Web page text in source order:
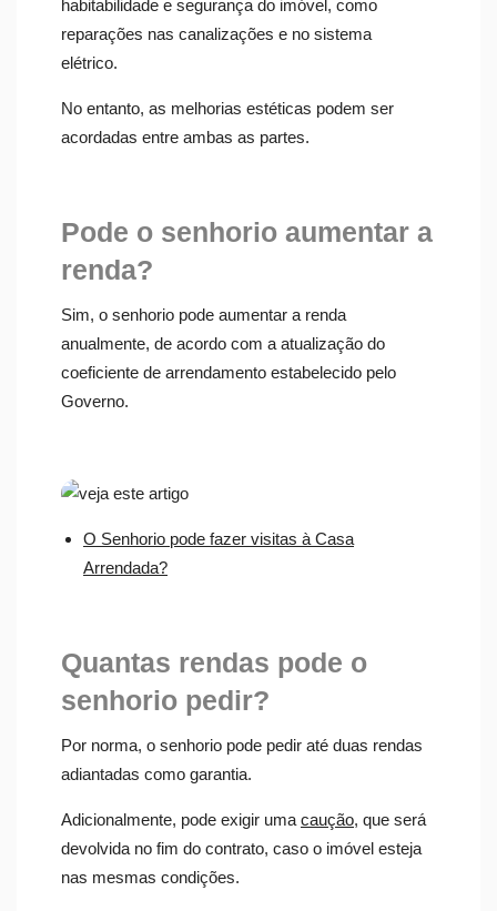
habitabilidade e segurança do imóvel, como
reparações nas canalizações e no sistema
elétrico.
No entanto, as melhorias estéticas podem ser
acordadas entre ambas as partes.
Pode o senhorio aumentar a
renda?
Sim, o senhorio pode aumentar a renda
anualmente, de acordo com a atualização do
coeficiente de arrendamento estabelecido pelo
Governo.
O Senhorio pode fazer visitas à Casa
Arrendada?
Quantas rendas pode o
senhorio pedir?
Por norma, o senhorio pode pedir até duas rendas
adiantadas como garantia.
Adicionalmente, pode exigir uma caução, que será
devolvida no fim do contrato, caso o imóvel esteja
nas mesmas condições.